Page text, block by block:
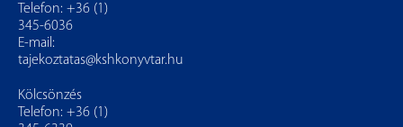
Telefon: +36 (1)
345-6036
E-mail:
tajekoztatas@kshkonyvtar.hu
Kölcsönzés
Telefon: +36 (1)